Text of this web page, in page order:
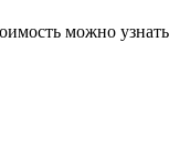
можно